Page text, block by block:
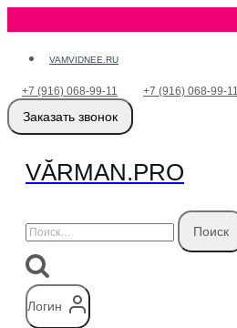
Перейти
содержимому
VAMVIDNEE.RU
+7 (916) 068-99-11 +7 (916) 068-99-11
Заказать звонок
VӐRMAN.PRO
Найти:
Логин